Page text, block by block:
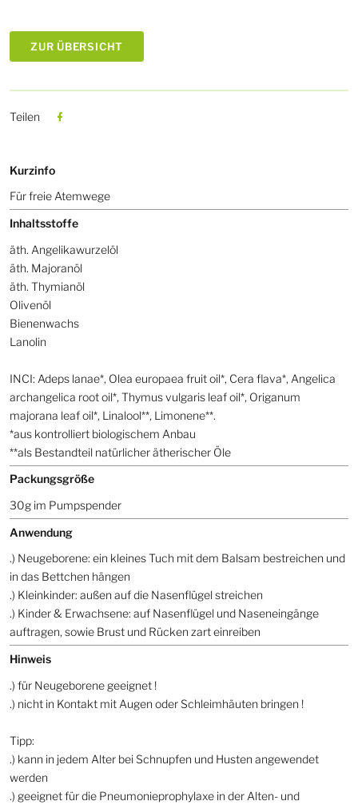
ZUR ÜBERSICHT
Teilen
Kurzinfo
Für freie Atemwege
Inhaltsstoffe
äth. Angelikawurzelöl
äth. Majoranöl
äth. Thymianöl
Olivenöl
Bienenwachs
Lanolin
INCI: Adeps lanae*, Olea europaea fruit oil*, Cera flava*, Angelica
archangelica root oil*, Thymus vulgaris leaf oil*, Origanum
majorana leaf oil*, Linalool**, Limonene**.
*aus kontrolliert biologischem Anbau
**als Bestandteil natürlicher ätherischer Öle
Packungsgröße
30g im Pumpspender
Anwendung
.) Neugeborene: ein kleines Tuch mit dem Balsam bestreichen und
in das Bettchen hängen
.) Kleinkinder: außen auf die Nasenflügel streichen
.) Kinder & Erwachsene: auf Nasenflügel und Naseneingänge
auftragen, sowie Brust und Rücken zart einreiben
Hinweis
.) für Neugeborene geeignet !
.) nicht in Kontakt mit Augen oder Schleimhäuten bringen !
Tipp:
.) kann in jedem Alter bei Schnupfen und Husten angewendet
werden
.) geeignet für die Pneumonieprophylaxe in der Alten- und